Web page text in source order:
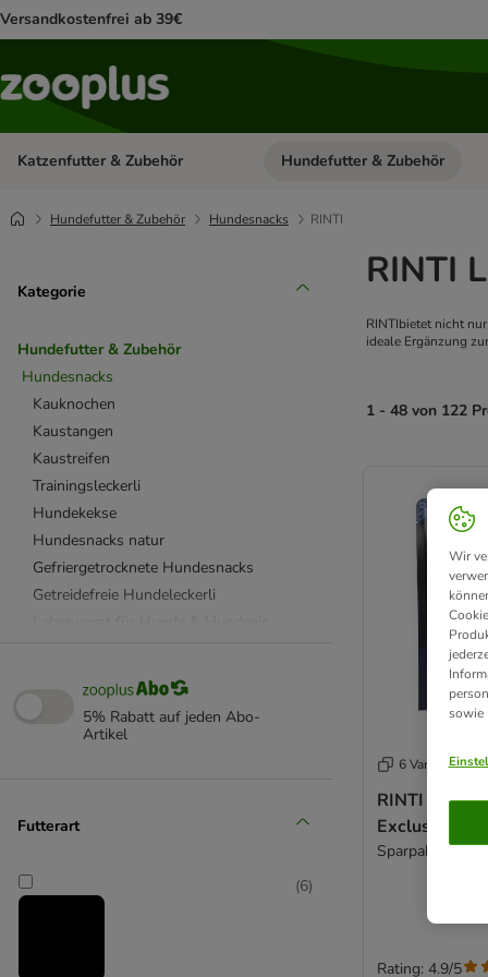
Versandkostenfrei ab 39€
Katzenfutter & Zubehör Kategorie-Menü öffnen:
Hundefutter & Zubehör
Hundefutter & Zubehör Hundesnacks RINTI
Kategorie
Hundefutter & Zubehör
Hundesnacks
Kauknochen
Kaustangen
Kaustreifen
Trainingsleckerli
Hundekekse
Hundesnacks natur
Gefriergetrocknete Hundesnacks
Getreidefreie Hundeleckerli
Weiche Hundeleckerli
Zahnpflege Sticks
vom Fisch
vom Strauß
5% Rabatt auf jeden Abo-
Artikel
Futterart
(6)
RINTI
RINTIbietet nicht
ideale Ergänzung
1 - 48 von 122
6 Varianten
RINTI
Exclusive
Sparpaket:
Rating: 4.9/5
Wir
sowie